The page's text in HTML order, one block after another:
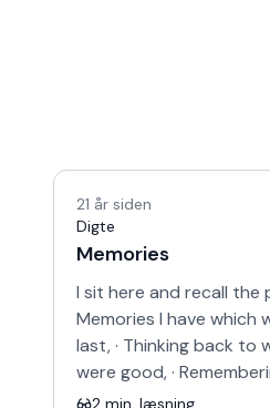
21 år siden
Digte
Memories
I sit here and recall the
Memories I have which
last, · Thinking back to
were good, ·
knew I would, · But even
2 min. læsning